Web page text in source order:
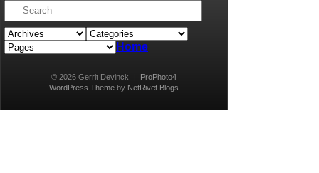
Home
© 2026 Gerrit Devinck |
ProPhoto4
WordPress Theme by NetRivet Blogs